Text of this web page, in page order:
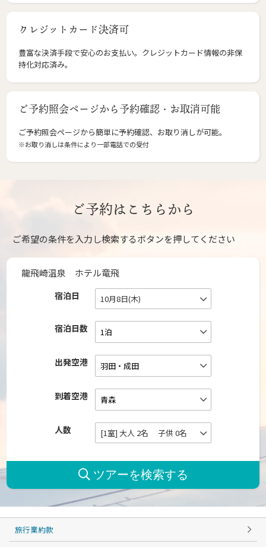
クレジットカード決済可
豊富な決済手段で安心のお支払い。クレジットカード情報の非保
持化対応済み。
ご予約照会ページから予約確認・お取消可能
ご予約照会ページから簡単に予約確認、お取り消しが可能。
※お取り消しは条件により一部電話での受付
ご予約はこちらから
ご希望の条件を入力し検索するボタンを押してください
龍飛崎温泉 ホテル竜飛
宿泊日 10月8日(木)
宿泊日数
出発空港
到着空港
人数 [1室] 大人 2名 子供 0名
旅行業約款